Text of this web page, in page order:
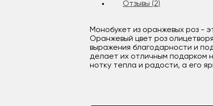
Отзывы (2)
Монобукет из оранжевых роз -
Оранжевый цвет роз
выражения благодарности и
делает их отличным подарком
нотку тепла и радости, а его